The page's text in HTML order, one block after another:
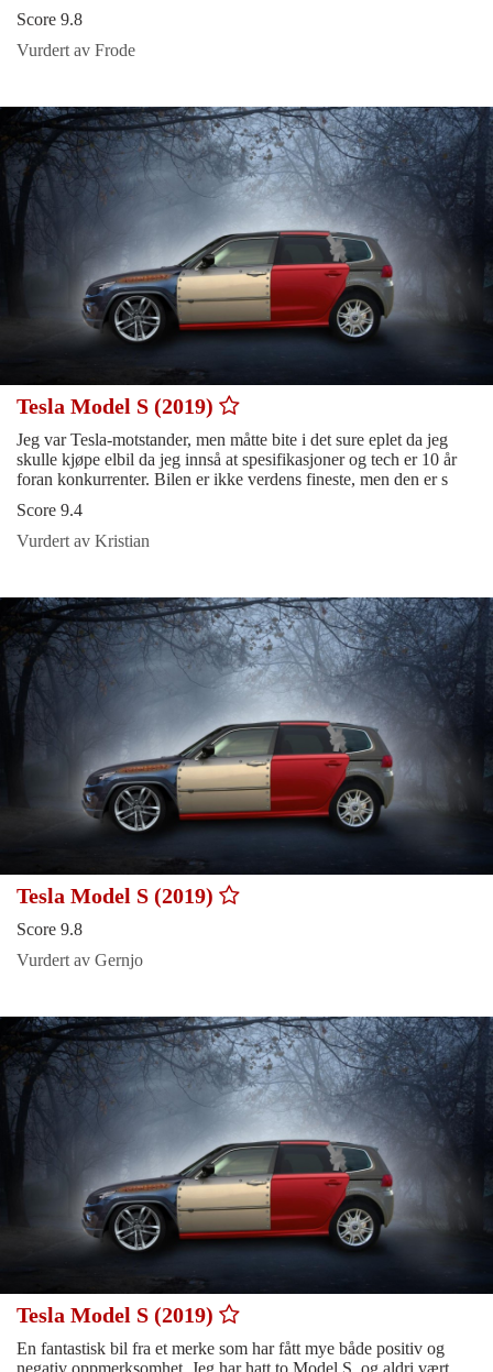
Score 9.8
Vurdert av Frode
Tesla Model S (2019)
Jeg var Tesla-motstander, men måtte bite i det sure eplet da jeg
skulle kjøpe elbil da jeg innså at spesifikasjoner og tech er 10 år
foran konkurrenter. Bilen er ikke verdens fineste, men den er s
Score 9.4
Vurdert av Kristian
Tesla Model S (2019)
Score 9.8
Vurdert av Gernjo
Tesla Model S (2019)
En fantastisk bil fra et merke som har fått mye både positiv og